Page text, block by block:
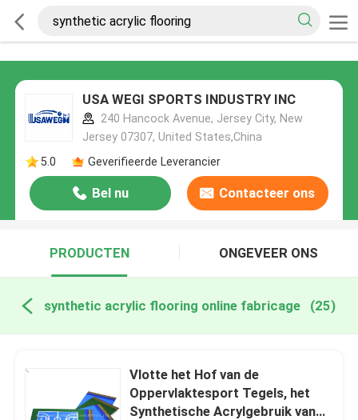
USA WEGI SPORTS INDUSTRY INC
240 Hancock Avenue, Jersey City, New
Jersey 07307, United States,China
5.0
Geverifieerde Leverancier
Bel nu Contacteer ons
PRODUCTEN ONGEVEER ONS
synthetic acrylic flooring online fabricage (25)
Vlotte het Hof van de
Oppervlaktesport Tegels, het
Synthetische Acrylgebruik van